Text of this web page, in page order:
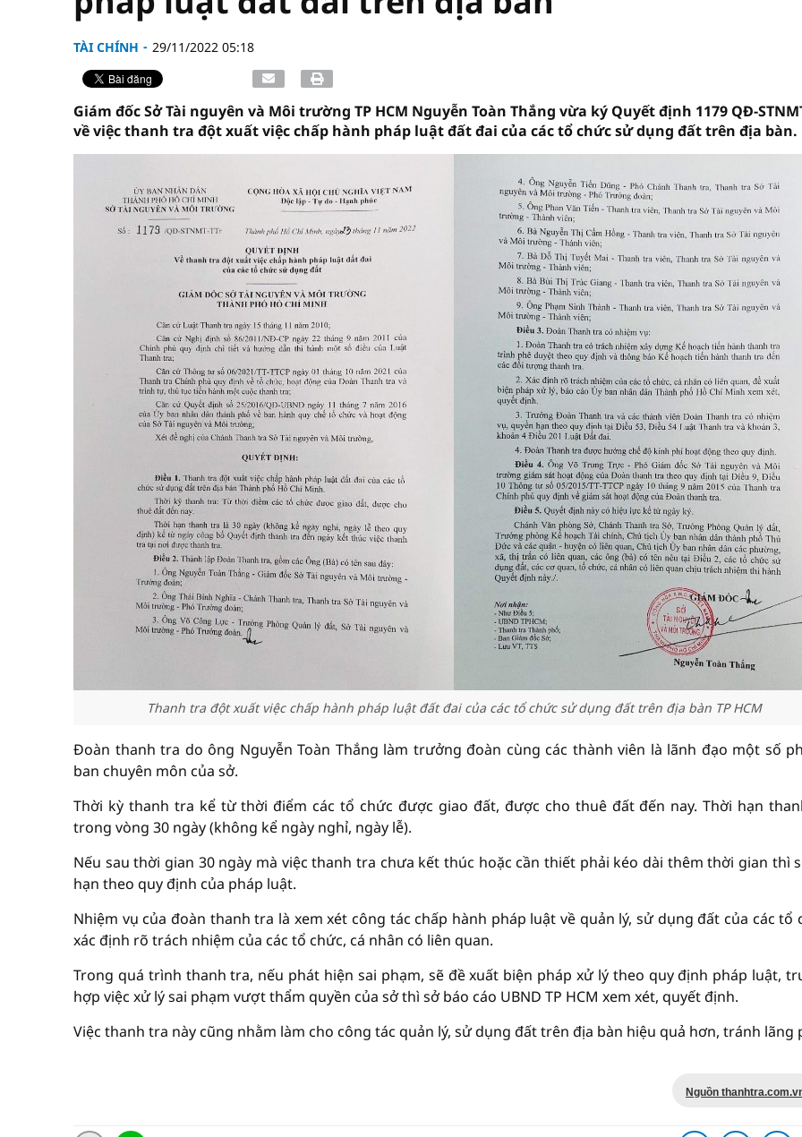
TÀI CHÍNH 29/11/2022 05:18
Giám đốc Sở Tài nguyên và Môi trường TP HCM Nguyễn Toàn Thắng vừa ký Quyết định 1179 QĐ-
về việc thanh tra đột xuất việc chấp hành pháp luật đất đai của các tổ chức sử dụng đất trên địa bàn.
Thanh tra đột xuất việc chấp hành pháp luật đất đai của các tổ chức sử dụng đất trên địa bàn TP HCM
Đoàn thanh tra do ông Nguyễn Toàn Thắng làm trưởng đoàn cùng các thành viên là lãnh đạo một số
ban chuyên môn của sở.
Thời kỳ thanh tra kể từ thời điểm các tổ chức được giao đất, được cho thuê đất đến nay. Thời hạn
trong vòng 30 ngày (không kể ngày nghỉ, ngày lễ).
Nếu sau thời gian 30 ngày mà việc thanh tra chưa kết thúc hoặc cần thiết phải kéo dài thêm thời gian thì
hạn theo quy định của pháp luật.
Nhiệm vụ của đoàn thanh tra là xem xét công tác chấp hành pháp luật về quản lý, sử dụng đất của các tổ
xác định rõ trách nhiệm của các tổ chức, cá nhân có liên quan.
Trong quá trình thanh tra, nếu phát hiện sai phạm, sẽ đề xuất biện pháp xử lý theo quy định pháp luật,
hợp việc xử lý sai phạm vượt thẩm quyền của sở thì sở báo cáo UBND TP HCM xem xét, quyết định.
Việc thanh tra này cũng nhằm làm cho công tác quản lý, sử dụng đất trên địa bàn hiệu quả hơn, tránh lãng
Nguồn